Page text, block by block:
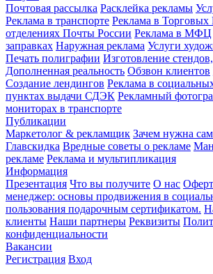
Почтовая рассылка Расклейка рекламы
Реклама в транспорте Реклама в Торговых
отделениях Почты России Реклама в МФЦ
заправках Наружная реклама Услуги
Печать полиграфии Изготовление
Дополненная реальность Обзвон клиентов
Создание лендингов Реклама в
пунктах выдачи СДЭК Рекламный
мониторах в транспорте
Публикации
Маркетолог & рекламщик Зачем нужна
Главскидка Вредные советы о рекламе
рекламе Реклама и мультипликация
Информация
Презентация Что вы получите О нас
менеджер: основы продвижения в
пользования подарочным сертификатом.
клиенты Наши партнеры Реквизиты
конфиденциальности
Вакансии
Регистрация Вход